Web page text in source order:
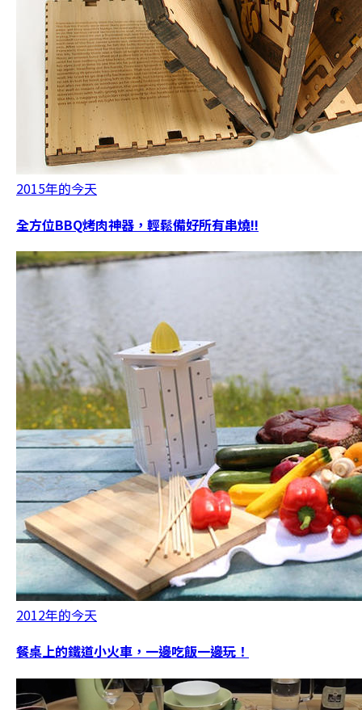
2015年的今天
全方位BBQ烤肉神器，輕鬆備好所有串燒!!
2012年的今天
餐桌上的鐵道小火車，一邊吃飯一邊玩！